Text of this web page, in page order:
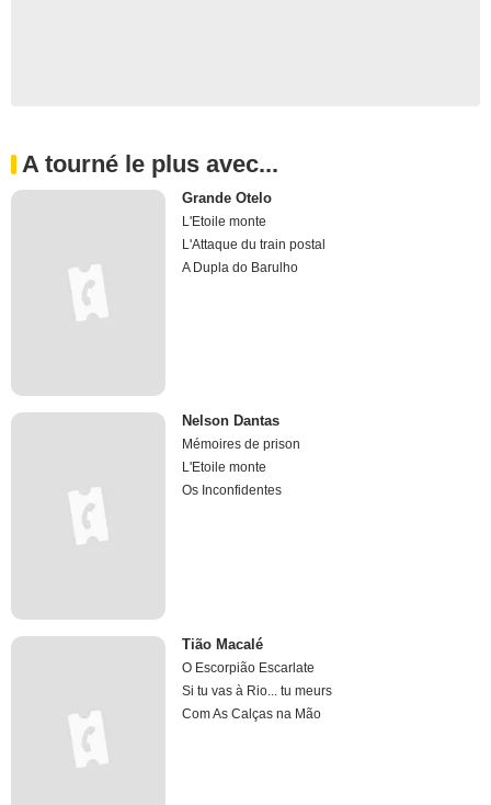
A tourné le plus avec...
Grande Otelo
L'Etoile monte
L'Attaque du train postal
A Dupla do Barulho
Nelson Dantas
Mémoires de prison
L'Etoile monte
Os Inconfidentes
Tião Macalé
O Escorpião Escarlate
Si tu vas à Rio... tu meurs
Com As Calças na Mão